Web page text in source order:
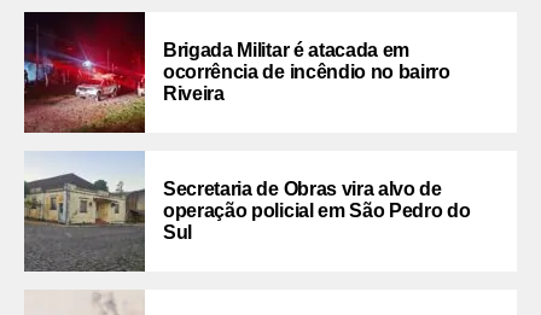
Brigada Militar é atacada em
ocorrência de incêndio no bairro
Riveira
Secretaria de Obras vira alvo de
operação policial em São Pedro do
Sul